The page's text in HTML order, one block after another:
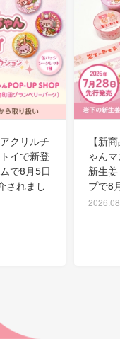
クリルチ
イで新登
で8月5日
されまし
【新
ゃん
新生
プで8